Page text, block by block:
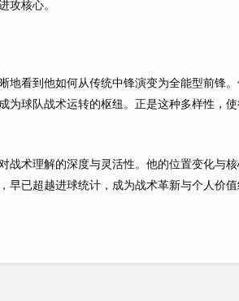
核心。
地看到他如何从传统中锋演变为全能型前锋
为球队战术运转的枢纽。正是这种多样性，
战术理解的深度与灵活性。他的位置变化与
早已超越进球统计，成为战术革新与个人价